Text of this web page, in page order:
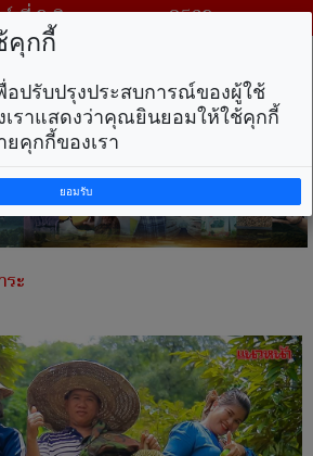
ที่ 9 สิงหาคม พ.ศ. 2569
ะ
คุกกี้
อปรับปรุงประสบการณ์ของผู้ใช้
เราแสดงว่าคุณยินยอมให้ใช้คุกกี้
คุกกี้ของเรา
ยอมรับ